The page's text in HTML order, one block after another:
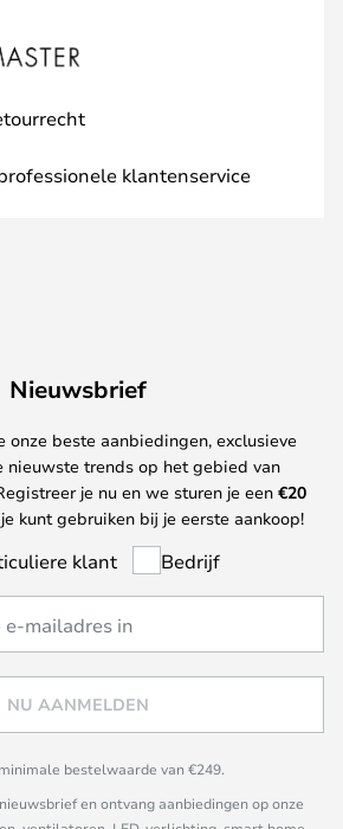
klantenservice
Nieuwsbrief
onze beste aanbiedingen, exclusieve
nieuwste trends op het gebied van
je nu en we sturen je een €20
kunt gebruiken bij je eerste aankoop!
klant Bedrijf
NU AANMELDEN
bestelwaarde van €249.
en ontvang aanbiedingen op onze